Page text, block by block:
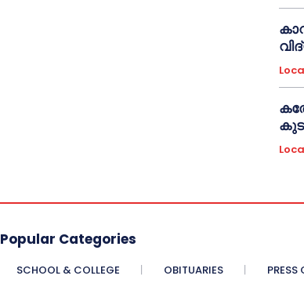
Popular Categories
SCHOOL & COLLEGE OBITUARIES PRESS